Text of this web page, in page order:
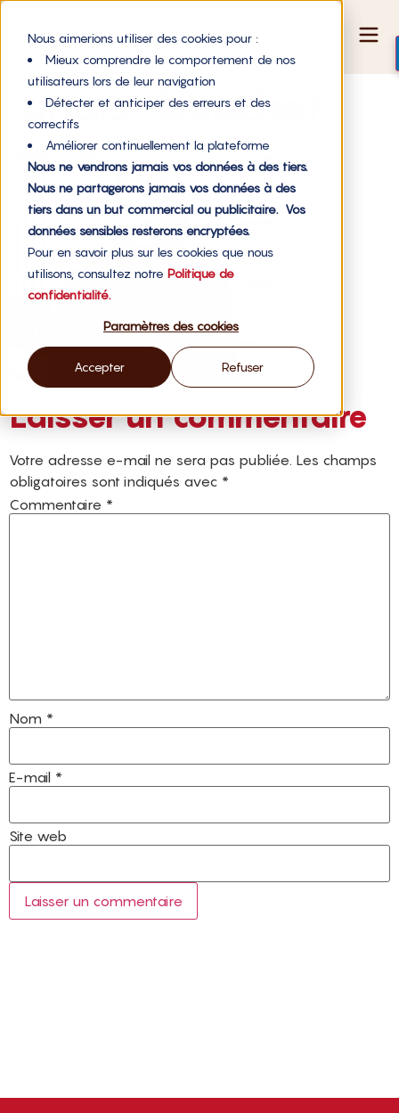
Nous aimerions utiliser des cookies pour :
Mieux comprendre le comportement de nos
utilisateurs lors de leur navigation
Détecter et anticiper des erreurs et des
correctifs
Améliorer continuellement la plateforme
Nous ne vendrons jamais vos données à des tiers.
Nous ne partagerons jamais vos données à des
tiers dans un but commercial ou publicitaire. Vos
données sensibles resterons encryptées.
Pour en savoir plus sur les cookies que nous
utilisons, consultez notre Politique de
confidentialité.
Paramètres des cookies
Accepter Refuser
anais-bouchet
Laisser un commentaire
Votre adresse e-mail ne sera pas publiée. Les champs
obligatoires sont indiqués avec *
Commentaire *
Nom *
E-mail *
Site web